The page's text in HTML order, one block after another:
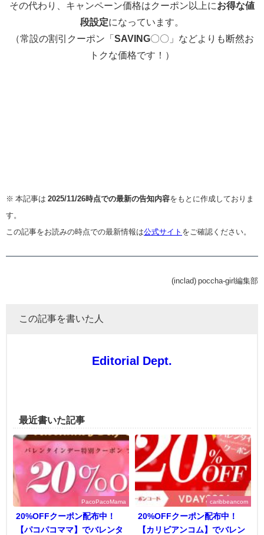
その代わり、キャンペーン価格はクーポン以上にお得な値
段設定になっています。
（常設の割引クーポン「 SAVING〇〇」などよりも断然お
トクな価格です！）
※ 本記事は 2025/11/26時点での最新の告知内容をもとに作成しておりま
す。
この記事をお読みの時点での最新情報は公式サイト をご確認ください。
(inclad) poccha-girl編集部
この記事を書いた人
Editorial Dept.
最近書いた記事
PacoPacoMama
20%OFFクーポン配布中！
【パコパコママ】でバレンタ
caribbeancom
20%OFFクーポン配布中！
【カリビアンコム】でバレン